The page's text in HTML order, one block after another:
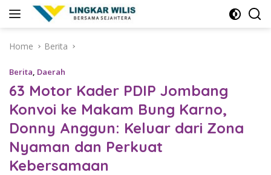
Home
Berita
Berita, Daerah
63 Motor Kader PDIP Jombang
Konvoi ke Makam Bung Karno,
Donny Anggun: Keluar dari Zona
Nyaman dan Perkuat
Kebersamaan